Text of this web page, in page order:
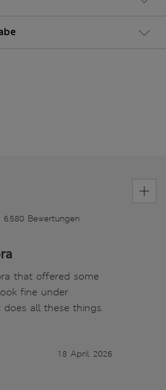
Bewertungen
that offered some
fine under
all these things.
18 April 2026